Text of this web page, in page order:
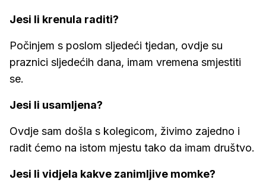
Jesi li krenula raditi?
Počinjem s poslom sljedeći tjedan, ovdje su
praznici sljedećih dana, imam vremena smjestiti
se.
Jesi li usamljena?
Ovdje sam došla s kolegicom, živimo zajedno i
radit ćemo na istom mjestu tako da imam društvo.
Jesi li vidjela kakve zanimljive momke?